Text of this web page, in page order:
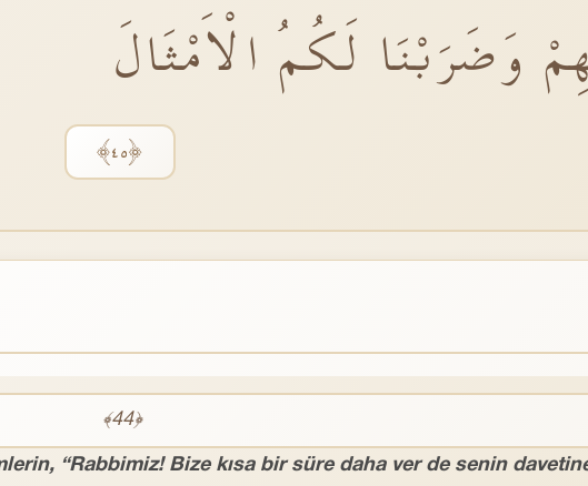
وَضَرَبْنَا لَكُمُ الْاَمْثَالَ
﴿٤٥﴾
﴾44﴿
“Rabbimiz! Bize kısa bir süre daha ver de senin